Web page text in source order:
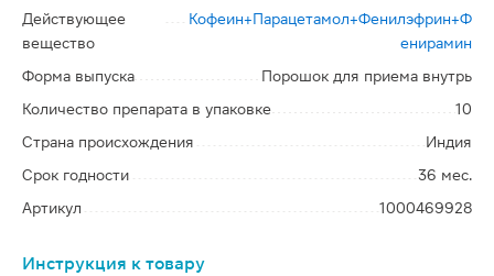
Действующее
вещество
Кофеин+Парацетамол+Фенилэфрин+Ф
енирамин
Форма выпуска
Порошок для приема внутрь
Количество препарата в упаковке
10
Страна происхождения
Индия
Срок годности
36 мес.
Артикул
1000469928
Инструкция к товару